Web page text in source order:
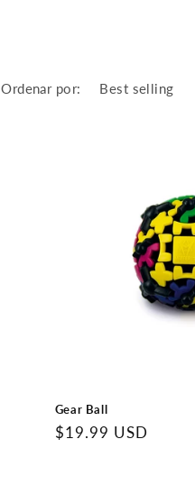
Ordenar por:
Gear Ball
Precio
$19.99 USD